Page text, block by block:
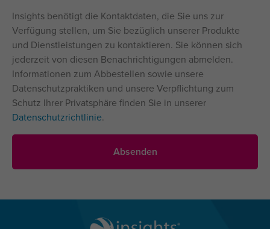
Insights benötigt die Kontaktdaten, die Sie uns zur
Verfügung stellen, um Sie bezüglich unserer Produkte
und Dienstleistungen zu kontaktieren. Sie können sich
jederzeit von diesen Benachrichtigungen abmelden.
Informationen zum Abbestellen sowie unsere
Datenschutzpraktiken und unsere Verpflichtung zum
Schutz Ihrer Privatsphäre finden Sie in unserer
Datenschutzrichtlinie.